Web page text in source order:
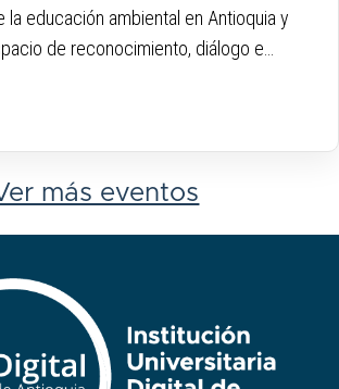
educación ambiental en Antioquia y
de reconocimiento, diálogo e
de territorios más
más eventos